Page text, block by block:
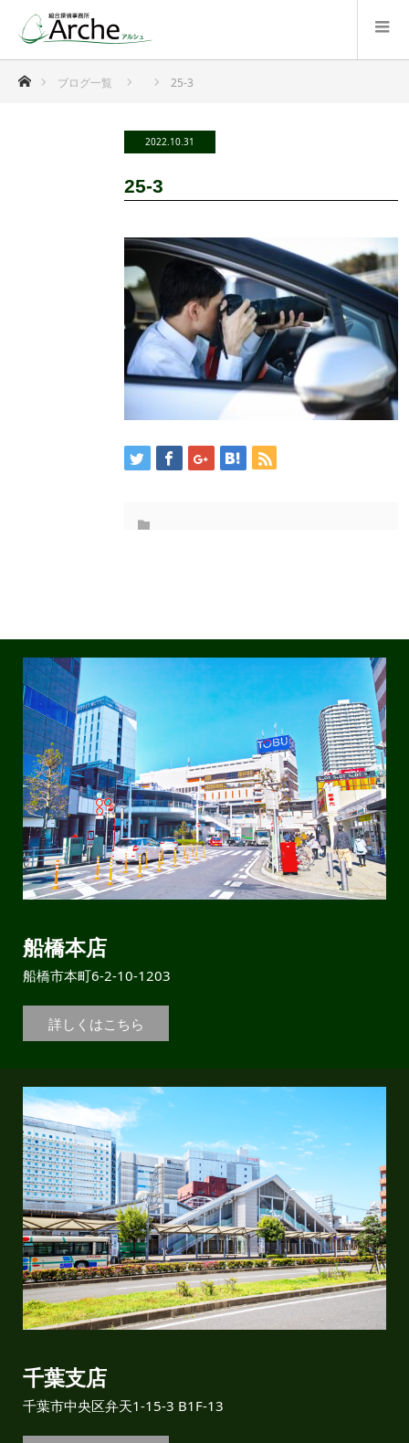
ホームブログ一覧 25-3
2022.10.31
25-3
船橋本店
船橋市本町6-2-10-1203
詳しくはこちら
千葉支店
千葉市中央区弁天1-15-3 B1F-13